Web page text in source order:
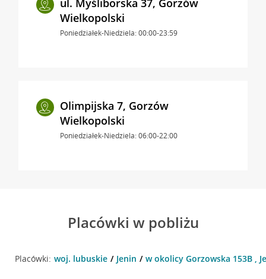
Wielkopolski
Poniedziałek-Niedziela: 00:00-23:59
Olimpijska 7, Gorzów
Wielkopolski
Poniedziałek-Niedziela: 06:00-22:00
Placówki w pobliżu
Placówki: woj. lubuskie Jenin w okolicy Gorzowska 153B ,